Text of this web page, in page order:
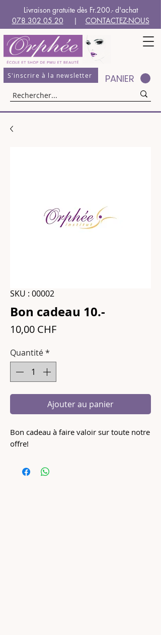
Livraison gratuite dès Fr.200.- d'achat
078 302 05 20 | CONTACTEZ-NOUS
S'inscrire à la newsletter PANIER
SKU : 00002
Bon cadeau 10.-
10,00 CHFPrix
Quantité*
Ajouter au panier
Bon cadeau à faire valoir sur toute notre
offre!